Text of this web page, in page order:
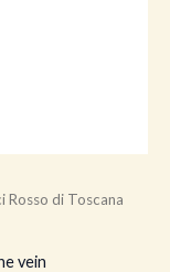
Rosso di Toscana
vein